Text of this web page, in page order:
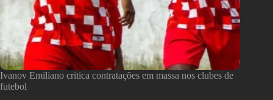
Ivanov Emiliano critica contratações em massa nos clubes de
futebol